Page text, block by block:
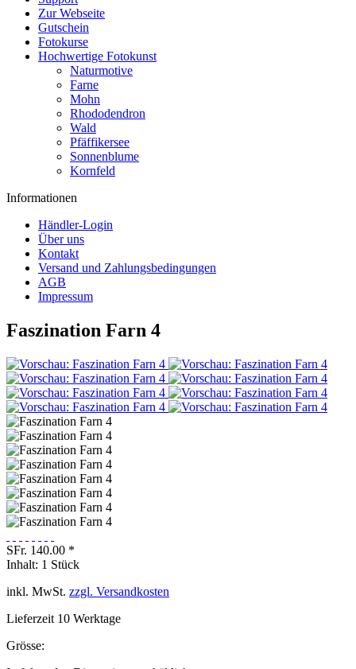
Zur Webseite
Gutschein
Fotokurse
Hochwertige Fotokunst
Naturmotive
Farne
Mohn
Rhododendron
Wald
Pfäffikersee
Sonnenblume
Kornfeld
Informationen
Händler-Login
Über uns
Kontakt
Versand und Zahlungsbedingungen
AGB
Impressum
Faszination Farn 4
SFr. 140.00 *
Inhalt: 1 Stück
inkl. MwSt. zzgl. Versandkosten
Lieferzeit 10 Werktage
Grösse: